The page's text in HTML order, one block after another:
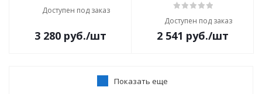
Доступен под заказ
3 280руб./шт
Доступен под заказ
2 541 руб./шт
Показать еще